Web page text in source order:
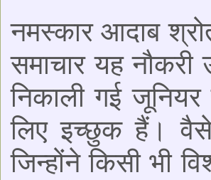
नमस्कार आदाब
समाचार यह
निकाली गई
लिए इच्छुक हैं।
जिन्होंने किसी भी